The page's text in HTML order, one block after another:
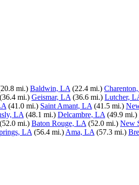
mi.) Baldwin, LA (22.4 mi.)
(36.4 mi.) Geismar, LA (36.6 mi.) Lutcher,
(41.0 mi.) Saint Amant, LA (41.5 mi.)
LA (48.1 mi.) Delcambre, LA (49.9 mi.)
(52.0 mi.) Baton Rouge, LA (52.0 mi.) New
LA (56.4 mi.) Ama, LA (57.3 mi.)